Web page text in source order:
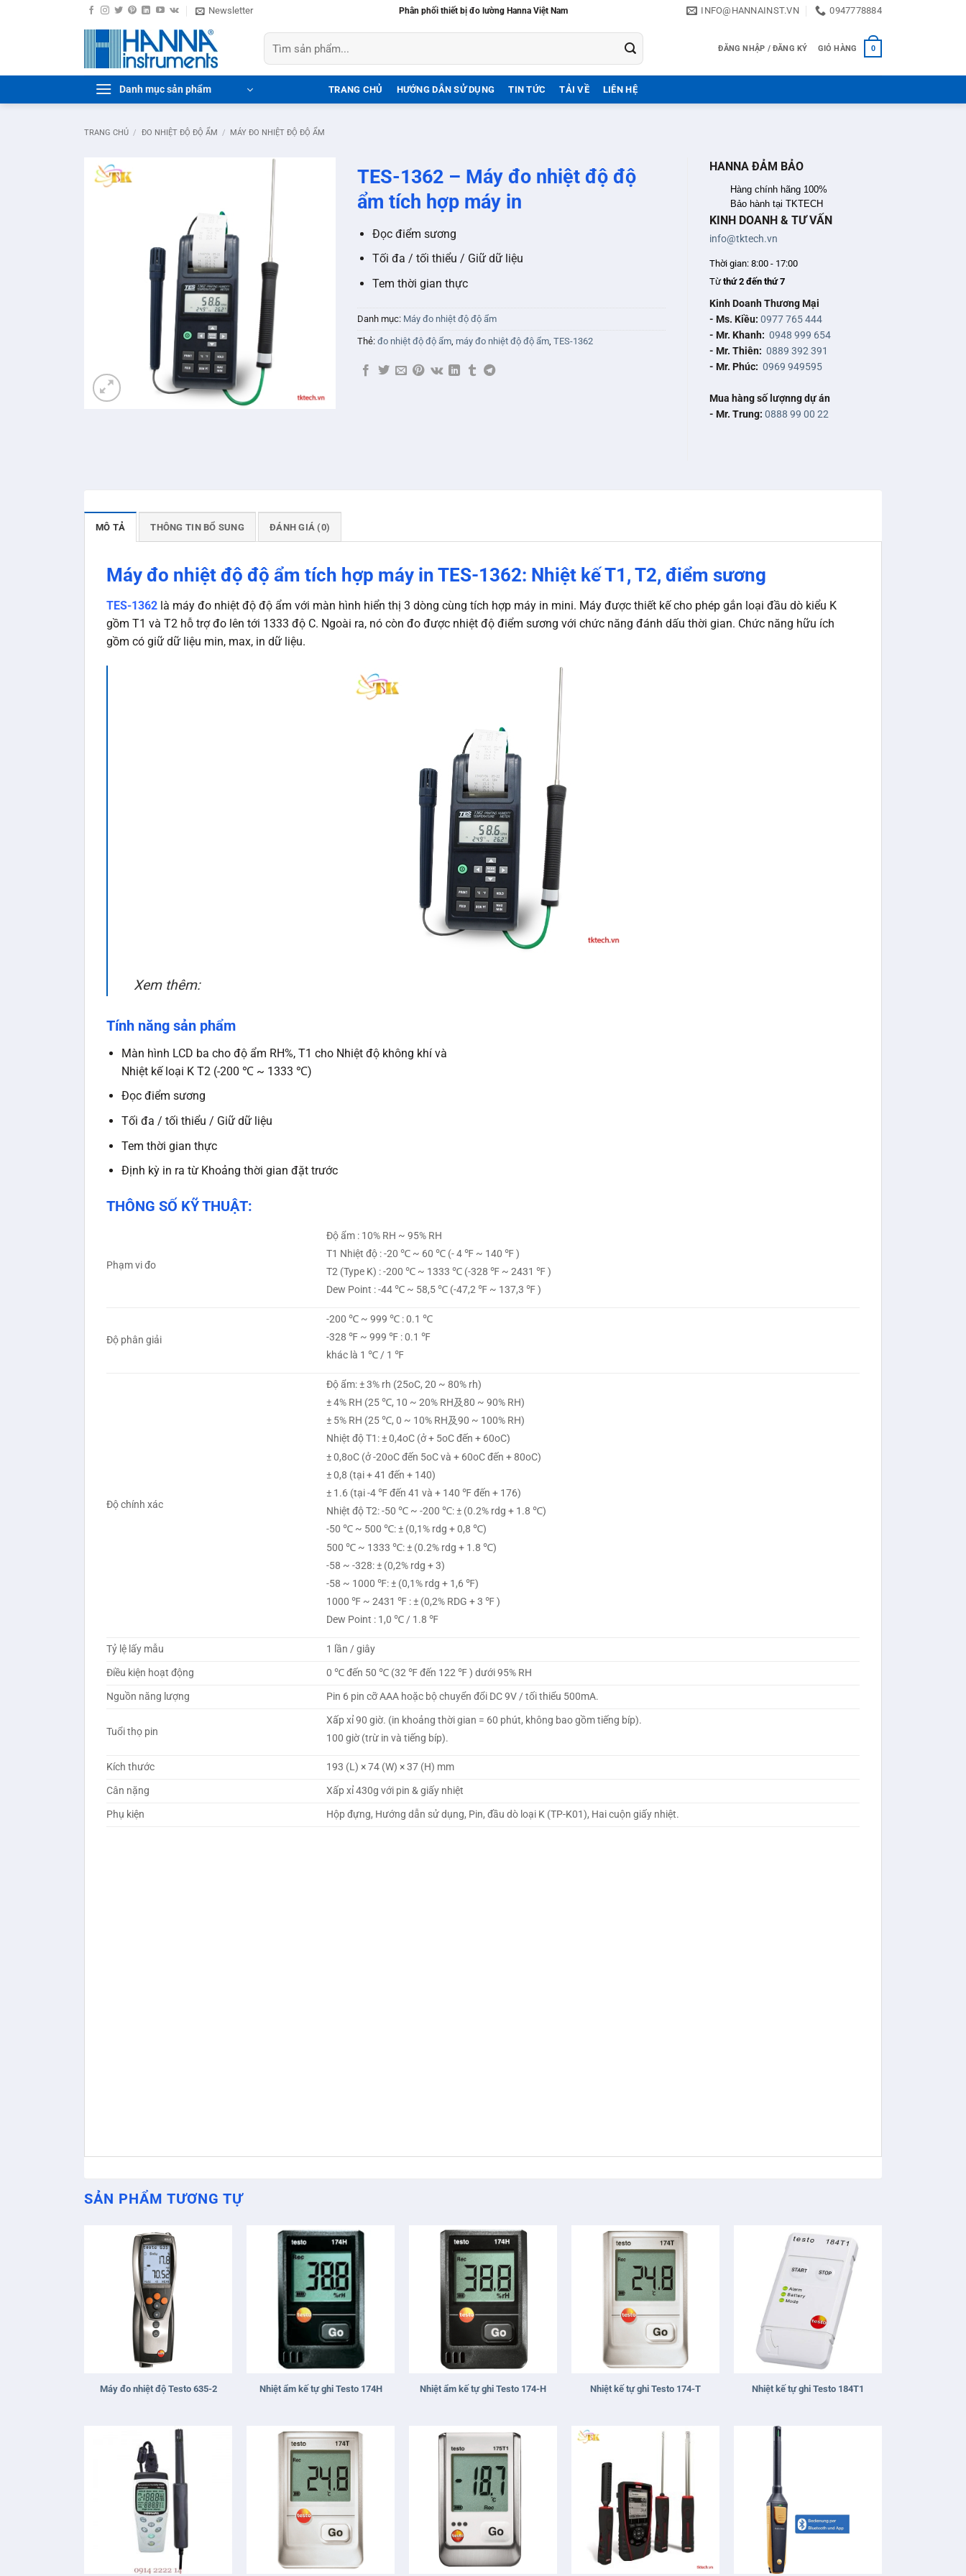
Newsletter Phân phối thiết bị đo lường Hanna Việt Nam INFO@HANNAINST.VN 0947778884
Tìm
kiếm:
ĐĂNG NHẬP / ĐĂNG KÝ GIỎ HÀNG 0
Danh mục sản phẩm TRANG CHỦ HƯỚNG DẪN SỬ DỤNG TIN TỨC TẢI VỀ LIÊN HỆ
TRANG CHỦ / ĐO NHIỆT ĐỘ ĐỘ ẨM / MÁY ĐO NHIỆT ĐỘ ĐỘ ẨM
TES-1362 – Máy đo nhiệt độ độ
ẩm tích hợp máy in
Đọc điểm sương
Tối đa / tối thiểu / Giữ dữ liệu
Tem thời gian thực
Danh mục: Máy đo nhiệt độ độ ẩm
Thẻ: đo nhiệt độ độ ẩm máy đo nhiệt độ độ ẩm TES-1362
HANNA ĐẢM BẢO
Hàng chính hãng 100%
Bảo hành tại TKTECH
KINH DOANH & TƯ VẤN
info@tktech.vn
Thời gian: 8:00 - 17:00
Từthứ 2 đến thứ 7
Kinh Doanh Thương Mại
- Ms. Kiều: 0977 765 444
- Mr. Khanh: 0948 999 654
- Mr. Thiên: 0889 392 391
- Mr. Phúc: 0969 949595
Mua hàng số lượnng dự án
- Mr. Trung: 0888 99 00 22
MÔ TẢ THÔNG TIN BỔ SUNG ĐÁNH GIÁ (0)
Máy đo nhiệt độ độ ẩm tích hợp máy in TES-1362: Nhiệt kế T1, T2, điểm sương
TES-1362 là máy đo nhiệt độ độ ẩm với màn hình hiển thị 3 dòng cùng tích hợp máy in mini. Máy được thiết kế cho phép gắn loại đầu dò kiểu K
gồm T1 và T2 hỗ trợ đo lên tới 1333 độ C. Ngoài ra, nó còn đo được nhiệt độ điểm sương với chức năng đánh dấu thời gian. Chức năng hữu ích
gồm có giữ dữ liệu min, max, in dữ liệu.
Xem thêm:
Tính năng sản phẩm
Màn hình LCD ba cho độ ẩm RH%, T1 cho Nhiệt độ không khí và
Nhiệt kế loại K T2 (-200 ℃ ~ 1333 ℃)
Đọc điểm sương
Tối đa / tối thiểu / Giữ dữ liệu
Tem thời gian thực
Định kỳ in ra từ Khoảng thời gian đặt trước
THÔNG SỐ KỸ THUẬT:
Phạm vi đo
Độ ẩm : 10% RH ~ 95% RH
T1 Nhiệt độ : -20 ℃ ~ 60 ℃ (- 4 ℉ ~ 140 ℉ )
T2 (Type K) : -200 ℃ ~ 1333 ℃ (-328 ℉ ~ 2431 ℉ )
Dew Point : -44 ℃ ~ 58,5 ℃ (-47,2 ℉ ~ 137,3 ℉ )
Độ phân giải
-200 ℃ ~ 999 ℃ : 0.1 ℃
-328 ℉ ~ 999 ℉ : 0.1 ℉
khác là 1 ℃ / 1 ℉
Độ chính xác
Độ ẩm: ± 3% rh (25oC, 20 ~ 80% rh)
± 4% RH (25 ℃, 10 ~ 20% RH及80 ~ 90% RH)
± 5% RH (25 ℃, 0 ~ 10% RH及90 ~ 100% RH)
Nhiệt độ T1: ± 0,4oC (ở + 5oC đến + 60oC)
± 0,8oC (ở -20oC đến 5oC và + 60oC đến + 80oC)
± 0,8 (tại + 41 đến + 140)
± 1.6 (tại -4 ℉ đến 41 và + 140 ℉ đến + 176)
Nhiệt độ T2: -50 ℃ ~ -200 ℃: ± (0.2% rdg + 1.8 ℃)
-50 ℃ ~ 500 ℃: ± (0,1% rdg + 0,8 ℃)
500 ℃ ~ 1333 ℃: ± (0.2% rdg + 1.8 ℃)
-58 ~ -328: ± (0,2% rdg + 3)
-58 ~ 1000 ℉: ± (0,1% rdg + 1,6 ℉)
1000 ℉ ~ 2431 ℉ : ± (0,2% RDG + 3 ℉ )
Dew Point : 1,0 ℃ / 1.8 ℉
Tỷ lệ lấy mẫu
1 lần / giây
Điều kiện hoạt động
0 ℃ đến 50 ℃ (32 ℉ đến 122 ℉ ) dưới 95% RH
Nguồn năng lượng
Pin 6 pin cỡ AAA hoặc bộ chuyển đổi DC 9V / tối thiểu 500mA.
Tuổi thọ pin
Xấp xỉ 90 giờ. (in khoảng thời gian = 60 phút, không bao gồm tiếng bíp).
100 giờ (trừ in và tiếng bíp).
Kích thước
193 (L) × 74 (W) × 37 (H) mm
Cân nặng
Xấp xỉ 430g với pin & giấy nhiệt
Phụ kiện
Hộp đựng, Hướng dẫn sử dụng, Pin, đầu dò loại K (TP-K01), Hai cuộn giấy nhiệt.
SẢN PHẨM TƯƠNG TỰ
Máy đo nhiệt độ Testo 635-2 Nhiệt ẩm kế tự ghi Testo 174H Nhiệt ẩm kế tự ghi Testo 174-H Nhiệt kế tự ghi Testo 174-T Nhiệt kế tự ghi Testo 184T1